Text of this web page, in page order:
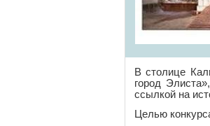
В столице
город
ссылкой на
Целью